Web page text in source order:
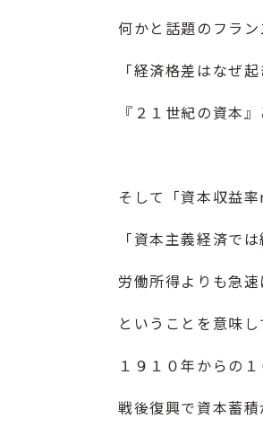
何かと話題のフラ
「経済格差はなぜ
『２１世紀の資本
そして「資本収益
「資本主義経済で
労働所得よりも急
ということを意味し
１９１０年からの
戦後復興で資本蓄